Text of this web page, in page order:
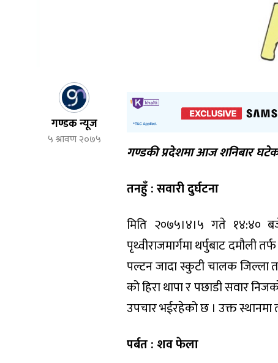
गण्डक न्यूज
५ श्रावण २०७५
गण्डकी प्रदेशमा आज शनिबार
तनहुँ : सवारी दुर्घटना
मिति २०७५।४।५ गते १४:४०
पृथ्वीराजमार्गमा थर्पुबाट
पल्टन जादा स्कुटी चालक जिल्ला
को हिरा थापा र पछाडी सवार
उपचार भईरहेको छ । उक्त
पर्बत : शव फेला